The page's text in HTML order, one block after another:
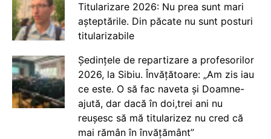
Titularizare 2026: Nu prea sunt mari
așteptările. Din păcate nu sunt posturi
titularizabile
Ședințele de repartizare a profesorilor
2026, la Sibiu. Învățătoare: „Am zis iau
ce este. O să fac naveta și Doamne-
ajută, dar dacă în doi,trei ani nu
reușesc să mă titularizez nu cred că
mai rămân în învățământ”